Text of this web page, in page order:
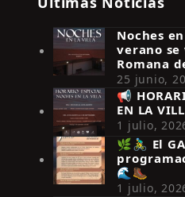
Síguenos
Noches
verano
Romana
25 junio,
📢
EN LA
1 julio,
🌿🚴‍♂️ El
🌊🥾
1 julio,